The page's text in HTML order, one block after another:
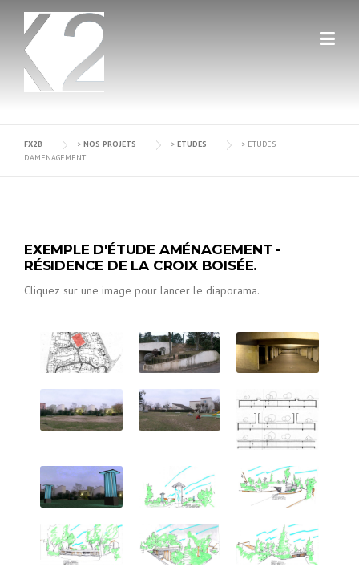
content
FX2B > NOS PROJETS > ETUDES > ETUDES
D’AMENAGEMENT
EXEMPLE D'ÉTUDE AMÉNAGEMENT -
RÉSIDENCE DE LA CROIX BOISÉE.
Cliquez sur une image pour lancer le diaporama.